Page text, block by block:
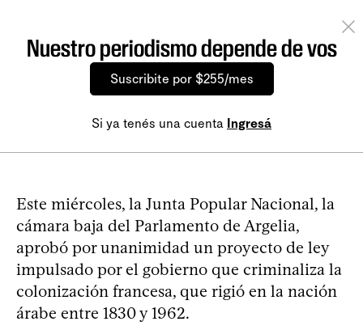
Nuestro periodismo depende de vos
Suscribite por $255/mes
Si ya tenés una cuenta Ingresá
Este miércoles, la Junta Popular Nacional, la
cámara baja del Parlamento de Argelia,
aprobó por unanimidad un proyecto de ley
impulsado por el gobierno que criminaliza la
colonización francesa, que rigió en la nación
árabe entre 1830 y 1962.